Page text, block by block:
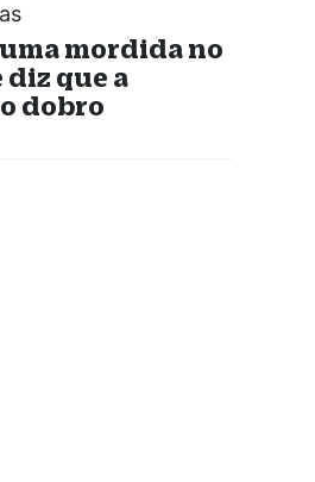
mordida no
diz que a
dobro